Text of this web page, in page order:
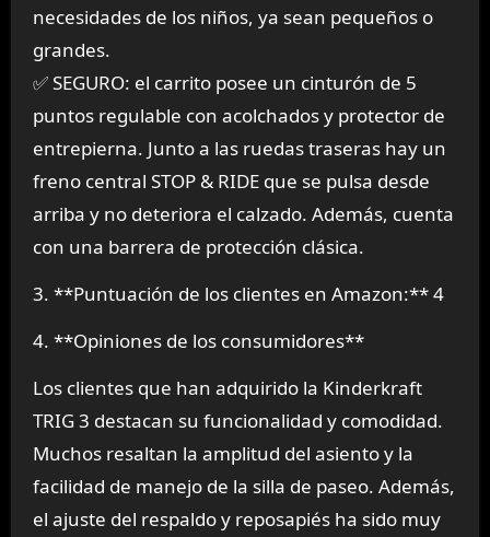
necesidades de los niños, ya sean pequeños o
grandes.
✅ SEGURO: el carrito posee un cinturón de 5
puntos regulable con acolchados y protector de
entrepierna. Junto a las ruedas traseras hay un
freno central STOP & RIDE que se pulsa desde
arriba y no deteriora el calzado. Además, cuenta
con una barrera de protección clásica.
3. **Puntuación de los clientes en Amazon:** 4
4. **Opiniones de los consumidores**
Los clientes que han adquirido la Kinderkraft
TRIG 3 destacan su funcionalidad y comodidad.
Muchos resaltan la amplitud del asiento y la
facilidad de manejo de la silla de paseo. Además,
el ajuste del respaldo y reposapiés ha sido muy